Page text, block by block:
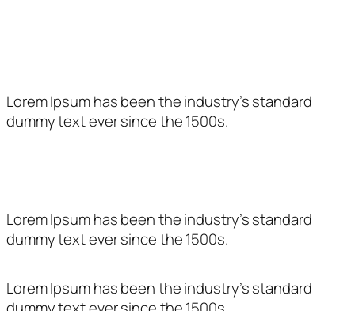
Lorem Ipsum has been the industry’s standard
dummy text ever since the 1500s.
Lorem Ipsum has been the industry’s standard
dummy text ever since the 1500s.
Lorem Ipsum has been the industry’s standard